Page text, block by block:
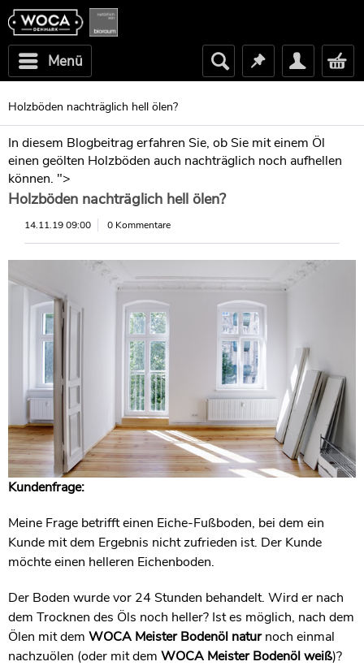
Menü
Holzböden nachträglich hell ölen?
In diesem Blogbeitrag erfahren Sie, ob Sie mit einem Öl
einen geölten Holzböden auch nachträglich noch aufhellen
können. ">
Holzböden nachträglich hell ölen?
14.11.19 09:00 0 Kommentare
Kundenfrage:
Meine Frage betrifft einen Eiche-Fußboden, bei dem ein
Kunde mit dem Ergebnis nicht zufrieden ist. Der Kunde
möchte einen helleren Eichenboden.
Der Boden wurde vor 24 Stunden behandelt. Wird er nach
dem Trocknen des Öls noch heller? Ist es möglich, nach dem
Ölen mit dem WOCA Meister Bodenöl naturnoch einmal
nachzuölen (oder mit dem WOCA Meister Bodenöl weiß)?